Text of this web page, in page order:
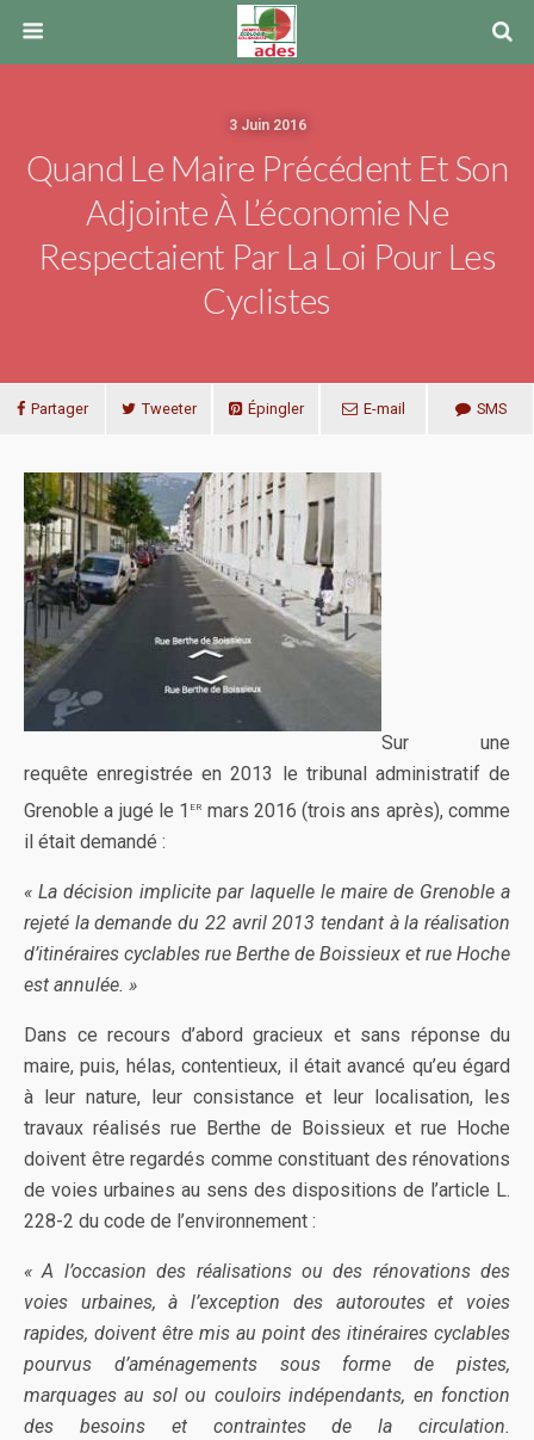
3 Juin 2016
Quand Le Maire Précédent Et Son
Adjointe À L’économie Ne
Respectaient Par La Loi Pour Les
Cyclistes
Partager Tweeter Épingler E-mail SMS
Sur une
requête enregistrée en 2013 le tribunal administratif de
Grenoble a jugé le 1 er mars 2016 (trois ans après), comme
il était demandé :
« La décision implicite par laquelle le maire de Grenoble a
rejeté la demande du 22 avril 2013 tendant à la réalisation
d’itinéraires cyclables rue Berthe de Boissieux et rue Hoche
est annulée. »
Dans ce recours d’abord gracieux et sans réponse du
maire, puis, hélas, contentieux, il était avancé qu’eu égard
à leur nature, leur consistance et leur localisation, les
travaux réalisés rue Berthe de Boissieux et rue Hoche
doivent être regardés comme constituant des rénovations
de voies urbaines au sens des dispositions de l’article L.
228-2 du code de l’environnement :
« A l’occasion des réalisations ou des rénovations des
voies urbaines,à l’exception des autorouteset voies
rapides, doivent être mis au point des itinéraires cyclables
pourvus d’aménagements sous formede pistes,
marquagesau sol ou couloirs indépendants, en fonction
des besoins et contraintes dela circulation.